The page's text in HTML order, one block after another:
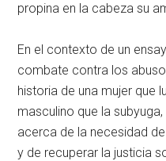
propina en la cabeza su
En el contexto de un
combate contra los
historia de una mujer que
masculino que la
acerca de la necesidad
y de recuperar la justicia